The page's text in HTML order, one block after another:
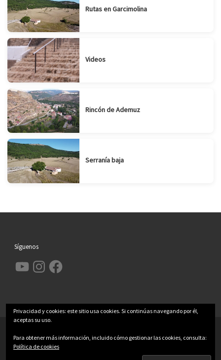
Rutas en Garcimolina
Videos
Rincón de Ademuz
Serranía baja
Síguenos
YouTube InstagramFacebook
Funciona con
Privacidad y cookies: este sitio usa cookies. Si continúas navegando por él,
aceptas su uso.
Para obtener más información, incluido cómo gestionar las cookies, consulta:
Política de cookies